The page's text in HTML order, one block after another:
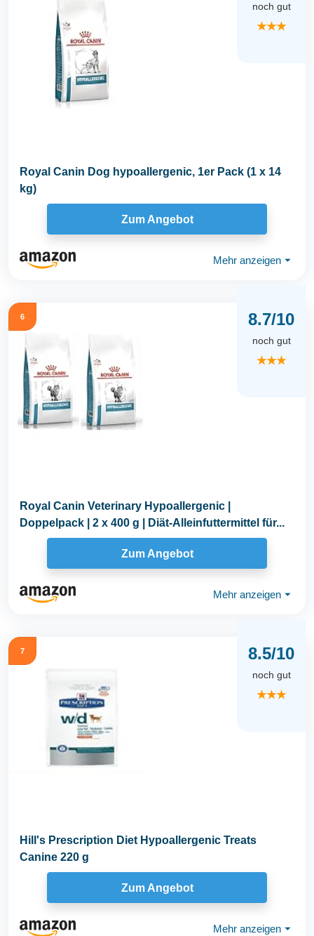
noch gut
★★★
Royal Canin Dog hypoallergenic, 1er Pack (1 x 14
kg)
Zum Angebot
Mehr anzeigen ⏷
6 8.7/10
noch gut
★★★
Royal Canin Veterinary Hypoallergenic |
Doppelpack | 2 x 400 g | Diät-Alleinfuttermittel für...
Zum Angebot
Mehr anzeigen ⏷
7 8.5/10
noch gut
★★★
Hill's Prescription Diet Hypoallergenic Treats
Canine 220 g
Zum Angebot
Mehr anzeigen ⏷